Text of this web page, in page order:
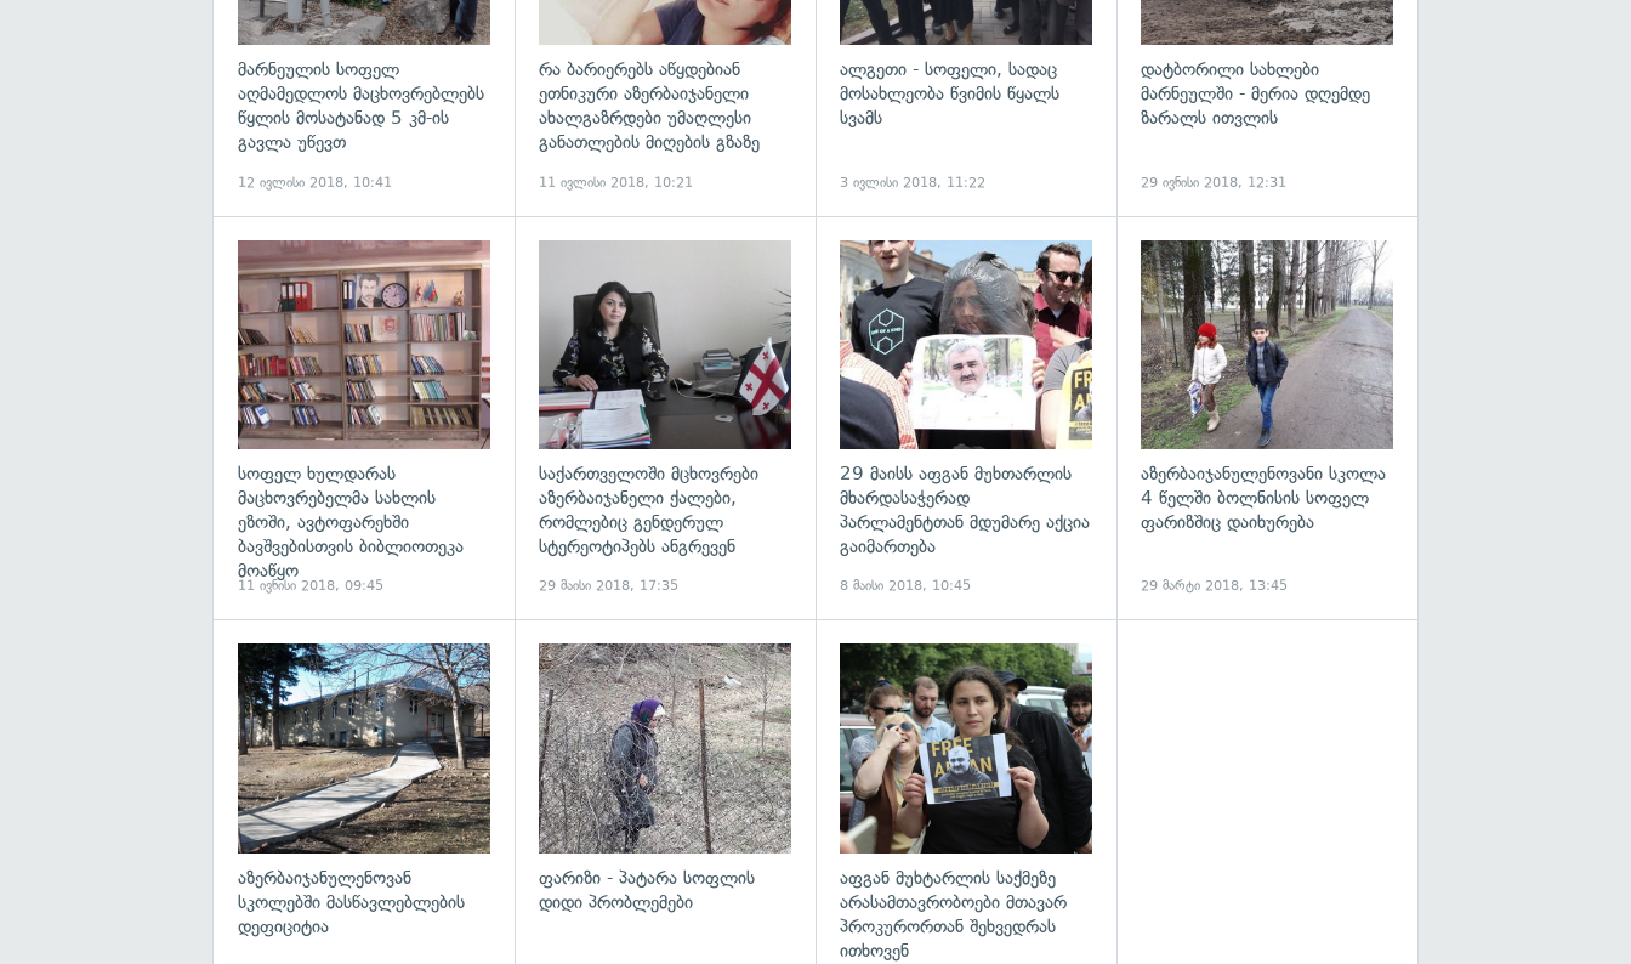
მარნეულის სოფელ
აღმამედლოს მაცხოვრებლებს
წყლის მოსატანად 5 კმ-ის
გავლა უწევთ
12 ივლისი 2018, 10:41
რა ბარიერებს აწყდებიან
ეთნიკური აზერბაიჯანელი
ახალგაზრდები უმაღლესი
განათლების მიღების გზაზე
11 ივლისი 2018, 10:21
ალგეთი - სოფელი, სადაც
მოსახლეობა წვიმის წყალს
სვამს
3 ივლისი 2018, 11:22
დატბორილი სახლები
მარნეულში - მერია დღემდე
ზარალს ითვლის
29 ივნისი 2018, 12:31
სოფელ ხულდარას
მაცხოვრებელმა სახლის
ეზოში, ავტოფარეხში
ბავშვებისთვის ბიბლიოთეკა
მოაწყო
11 ივნისი 2018, 09:45
საქართველოში მცხოვრები
აზერბაიჯანელი ქალები,
რომლებიც გენდერულ
სტერეოტიპებს ანგრევენ
29 მაისი 2018, 17:35
გადახედვა
29 მაისს აფგან მუხთარლის
მხარდასაჭერად
პარლამენტთან მდუმარე აქცია
გაიმართება
8 მაისი 2018, 10:45
აზერბაიჯანულენოვანი სკოლა
4 წელში ბოლნისის სოფელ
ფარიზშიც დაიხურება
29 მარტი 2018, 13:45
გადახედვა
აზერბაიჯანულენოვან
სკოლებში მასწავლებლების
დეფიციტია
გადახედვა
ფარიზი - პატარა სოფლის
დიდი პრობლემები
აფგან მუხტარლის საქმეზე
არასამთავრობოები მთავარ
პროკურორთან შეხვედრას
ითხოვენ